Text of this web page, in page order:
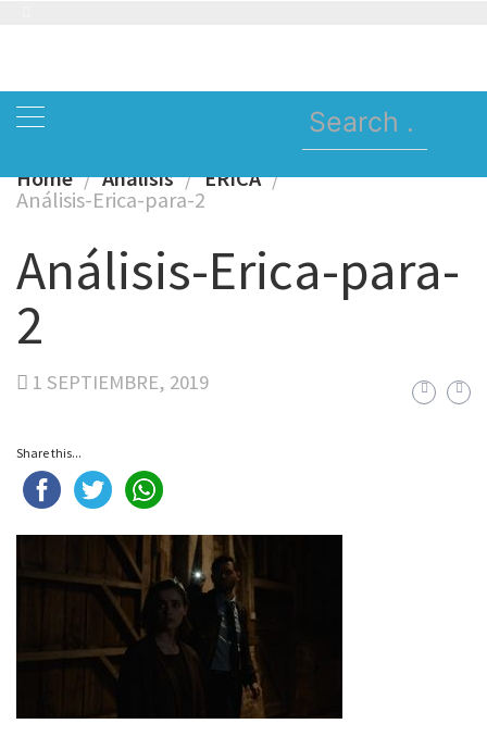
Search
for:
Home Analisis ERICA
Análisis-Erica-para-2
Análisis-Erica-para-
2
1 SEPTIEMBRE, 2019
Share this...